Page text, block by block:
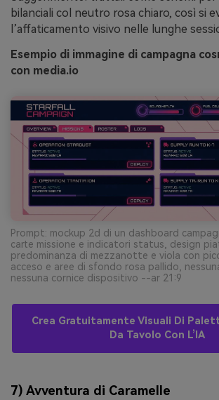
bilanciali col neutro rosa chiaro, così si
l’affaticamento visivo nelle lunghe
Esempio di immagine di campagna
con media.io
Prompt: mockup 2d di un dashboard
carte missione e indicatori status, design
predominanza di mezzanotte e viola con
acceso e aree di sfondo rosa pallido,
nessuna cornice dispositivo --ar 21:9
Crea Gratuitamente Visuali Di
Da Tavolo Con L’IA
7) Avventura di Caramelle